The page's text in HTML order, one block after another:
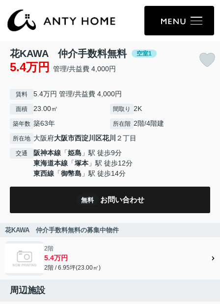
花KAWA 仲介手数料無料 空室1
5.4万円 管理/共益費 4,000円
賃料 5.4万円 管理/共益費 4,000円
面積 23.00㎡ 間取り 2K
築年数 築63年 所在階 2階/4階建
所在地 大阪府大阪市西淀川区花川 ２丁目
交通 阪神本線 「姫島 」駅 徒歩9分
東海道本線 「塚本 」駅 徒歩12分
東西線 「御幣島 」駅 徒歩14分
無料 お問い合わせ
花KAWA 仲介手数料無料の募集中物件
2階
5.4万円
2階 / 6.95坪(23.00㎡)
周辺施設